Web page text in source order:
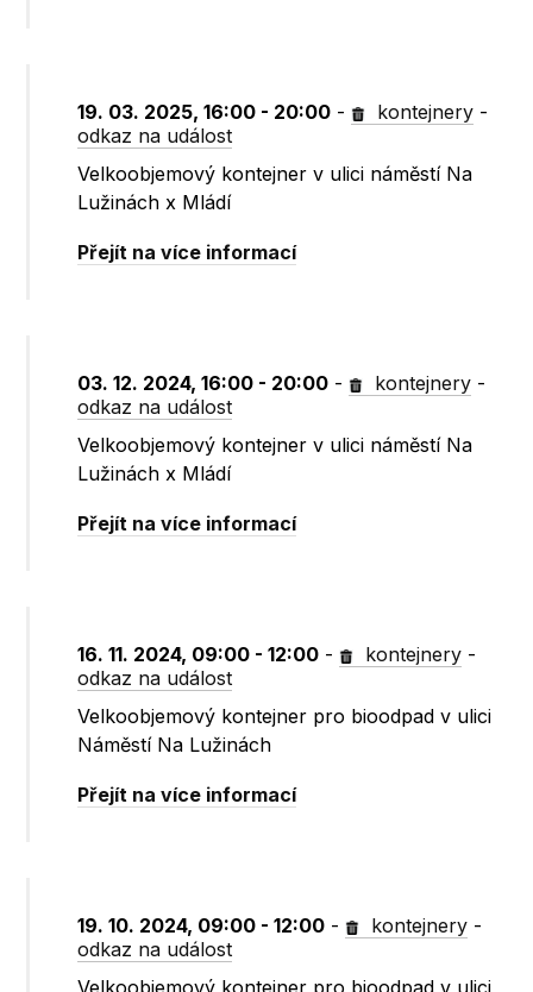
19. 03. 2025, 16:00 - 20:00 - kontejnery -
odkaz na událost
Velkoobjemový kontejner v ulici náměstí Na
Lužinách x Mládí
Přejít na více informací
03. 12. 2024, 16:00 - 20:00 - kontejnery -
odkaz na událost
Velkoobjemový kontejner v ulici náměstí Na
Lužinách x Mládí
Přejít na více informací
16. 11. 2024, 09:00 - 12:00 - kontejnery -
odkaz na událost
Velkoobjemový kontejner pro bioodpad v ulici
Náměstí Na Lužinách
Přejít na více informací
19. 10. 2024, 09:00 - 12:00 - kontejnery -
odkaz na událost
Velkoobjemový kontejner pro bioodpad v ulici